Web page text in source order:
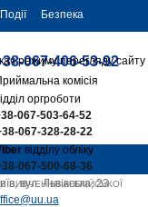
Події Безпека
067-406-53-92
комісія
оргроботи
067-503-64-52
067-328-28-22
відділу обліку
067-500-68-36
вул. Львівська, 23
ВИВЧЕННЯ АНГЛІЙСЬКОЇ